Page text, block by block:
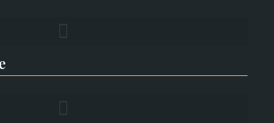
a renforcé son attractivité et sa fréquentation